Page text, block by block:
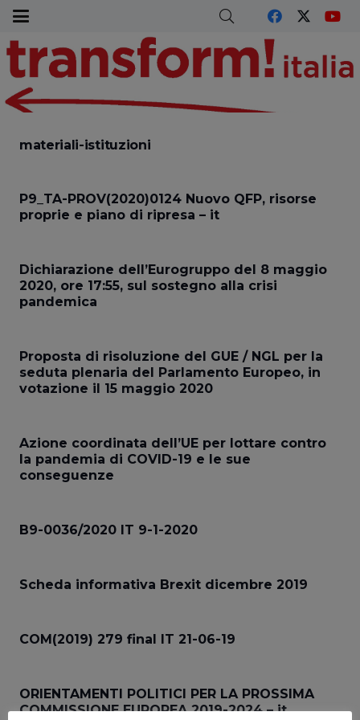
materiali-istituzioni
P9_TA-PROV(2020)0124 Nuovo QFP, risorse
proprie e piano di ripresa – it
Dichiarazione dell’Eurogruppo del 8 maggio
2020, ore 17:55, sul sostegno alla crisi
pandemica
Proposta di risoluzione del GUE / NGL per la
seduta plenaria del Parlamento Europeo, in
votazione il 15 maggio 2020
Azione coordinata dell’UE per lottare contro
la pandemia di COVID-19 e le sue
conseguenze
B9-0036/2020 IT 9-1-2020
Scheda informativa Brexit dicembre 2019
COM(2019) 279 final IT 21-06-19
ORIENTAMENTI POLITICI PER LA PROSSIMA
COMMISSIONE EUROPEA 2019-2024 – it